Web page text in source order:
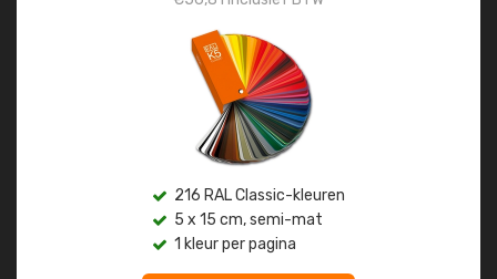
216 RAL Classic-kleuren
5 x 15 cm, semi-mat
1 kleur per pagina